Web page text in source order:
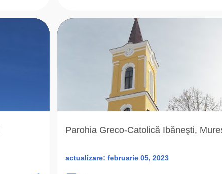
Parohia Greco-Catolică Ibăneşti,
actualizare: februarie 05, 2023
ARHIEPARHIA BISERICA ROMANA UNITA